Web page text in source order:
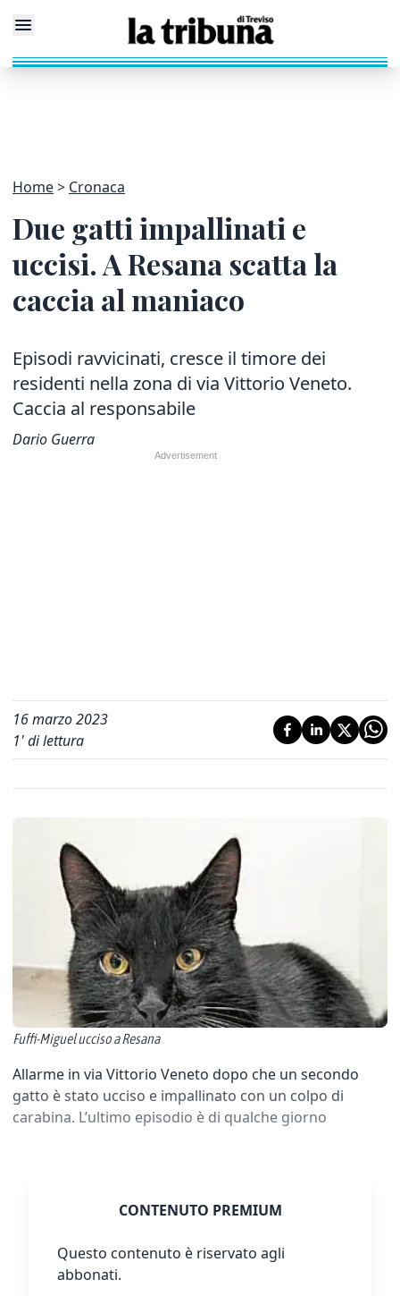
Home Cronaca
Due gatti impallinati e
uccisi. A Resana scatta la
caccia al maniaco
Episodi ravvicinati, cresce il timore dei
residenti nella zona di via Vittorio Veneto.
Caccia al responsabile
Dario Guerra
16 marzo 2023
1' di lettura
Fuffi-Miguel ucciso a Resana
Allarme in via Vittorio Veneto dopo che un secondo
gatto è stato ucciso e impallinato con un colpo di
carabina. L’ultimo episodio è di qualche giorno
CONTENUTO PREMIUM
Questo contenuto è riservato agli
abbonati.